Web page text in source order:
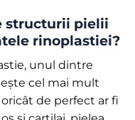
structurii pielii
rinoplastiei?
unul dintre
cel mai mult
de perfect ar fi